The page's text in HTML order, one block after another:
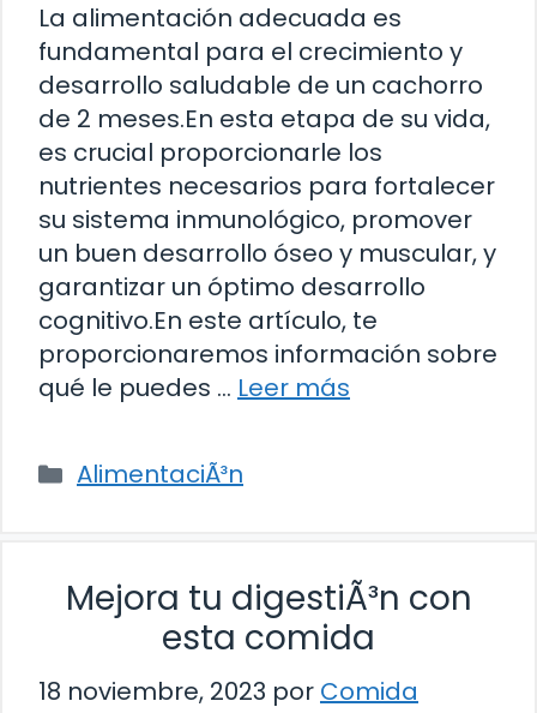
La alimentación adecuada es
fundamental para el crecimiento y
desarrollo saludable de un cachorro
de 2 meses.En esta etapa de su vida,
es crucial proporcionarle los
nutrientes necesarios para fortalecer
su sistema inmunológico, promover
un buen desarrollo óseo y muscular, y
garantizar un óptimo desarrollo
cognitivo.En este artículo, te
proporcionaremos información sobre
qué le puedes … Leer más
Categorías
AlimentaciÃ³n
Mejora tu digestiÃ³n con
esta comida
18 noviembre, 2023 por Comida